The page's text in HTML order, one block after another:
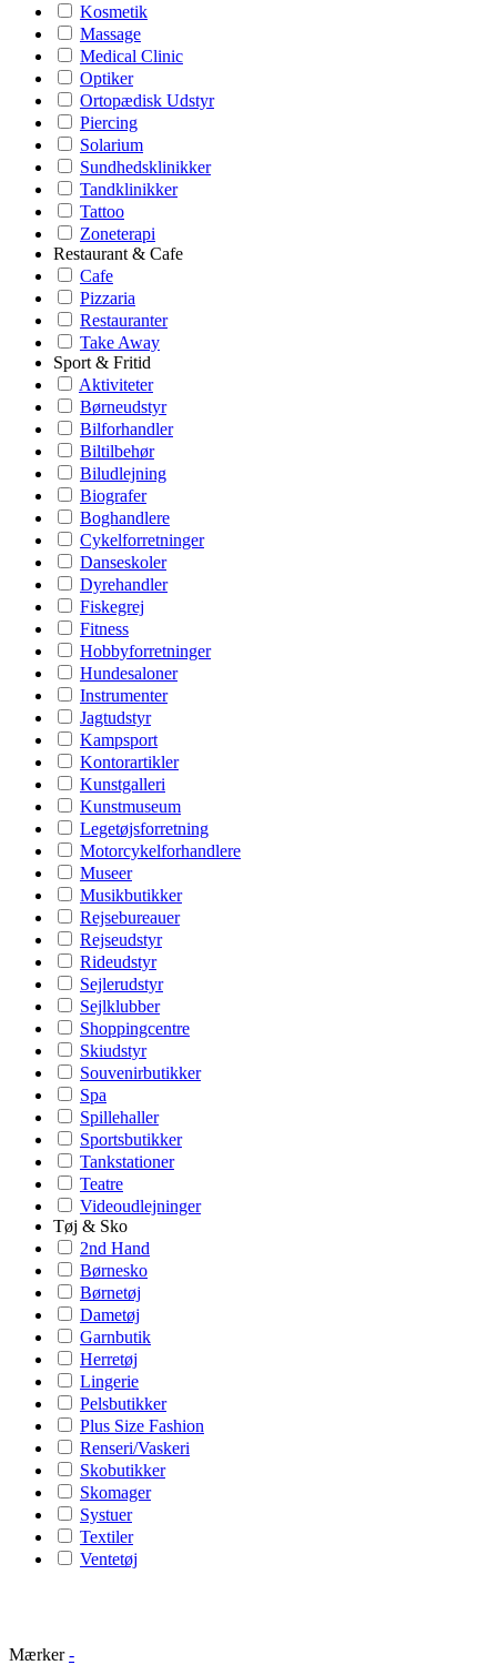
Kosmetik
Massage
Medical Clinic
Optiker
Ortopædisk Udstyr
Piercing
Solarium
Sundhedsklinikker
Tandklinikker
Tattoo
Zoneterapi
Restaurant & Cafe
Cafe
Pizzaria
Restauranter
Take Away
Sport & Fritid
Aktiviteter
Børneudstyr
Bilforhandler
Biltilbehør
Biludlejning
Biografer
Boghandlere
Cykelforretninger
Danseskoler
Dyrehandler
Fiskegrej
Fitness
Hobbyforretninger
Hundesaloner
Instrumenter
Jagtudstyr
Kampsport
Kontorartikler
Kunstgalleri
Kunstmuseum
Legetøjsforretning
Motorcykelforhandlere
Museer
Musikbutikker
Rejsebureauer
Rejseudstyr
Rideudstyr
Sejlerudstyr
Sejlklubber
Shoppingcentre
Skiudstyr
Souvenirbutikker
Spa
Spillehaller
Sportsbutikker
Tankstationer
Teatre
Videoudlejninger
Tøj & Sko
2nd Hand
Børnesko
Børnetøj
Dametøj
Garnbutik
Herretøj
Lingerie
Pelsbutikker
Plus Size Fashion
Renseri/Vaskeri
Skobutikker
Skomager
Systuer
Textiler
Ventetøj
Mærker -